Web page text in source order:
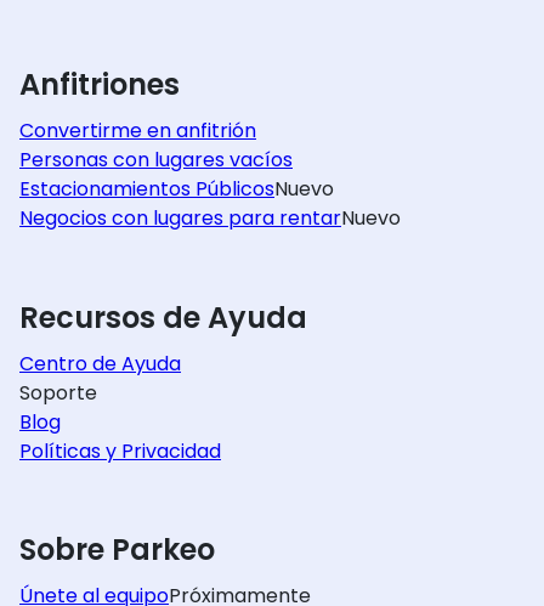
Anfitriones
Convertirme en anfitrión
Personas con lugares vacíos
Estacionamientos PúblicosNuevo
Negocios con lugares para rentarNuevo
Recursos de Ayuda
Centro de Ayuda
Soporte
Blog
Políticas y Privacidad
Sobre Parkeo
Únete al equipoPróximamente